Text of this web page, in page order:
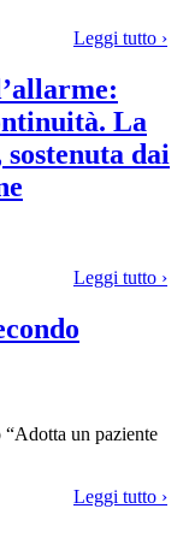
Leggi tutto ›
La
dai
Leggi tutto ›
un paziente
Leggi tutto ›